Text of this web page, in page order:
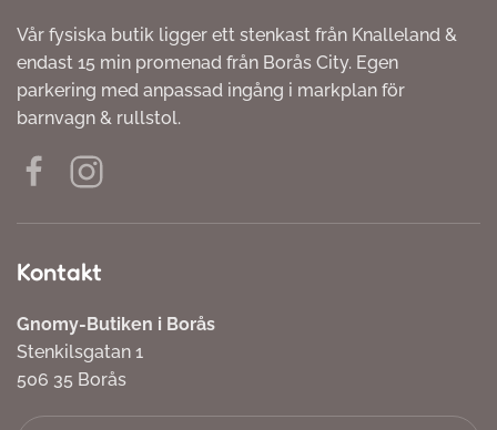
Vår fysiska butik ligger ett stenkast från Knalleland &
endast 15 min promenad från Borås City. Egen
parkering med anpassad ingång i markplan för
barnvagn & rullstol.
Kontakt
Gnomy-Butiken i Borås
Stenkilsgatan 1
506 35 Borås